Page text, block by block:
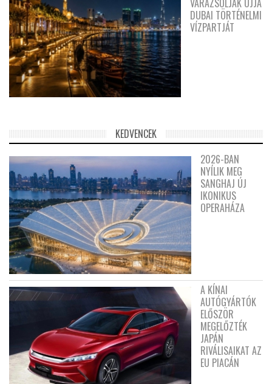
VARÁZSOLJÁK ÚJJÁ
DUBAI TÖRTÉNELMI
VÍZPARTJÁT
KEDVENCEK
2026-BAN
NYÍLIK MEG
SANGHAJ ÚJ
IKONIKUS
OPERAHÁZA
A KÍNAI
AUTÓGYÁRTÓK
ELŐSZÖR
MEGELŐZTÉK
JAPÁN
RIVÁLISAIKAT AZ
EU PIACÁN